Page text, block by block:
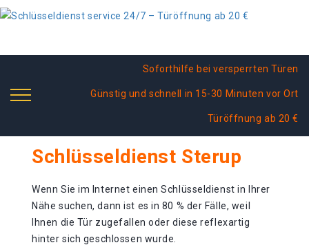
Soforthilfe bei versperrten Türen
Günstig und schnell in 15-30 Minuten vor Ort
Türöffnung ab 20 €
Schlüsseldienst Sterup
Wenn Sie im Internet einen Schlüsseldienst in Ihrer
Nähe suchen, dann ist es in 80 % der Fälle, weil
Ihnen die Tür zugefallen oder diese reflexartig
hinter sich geschlossen wurde.